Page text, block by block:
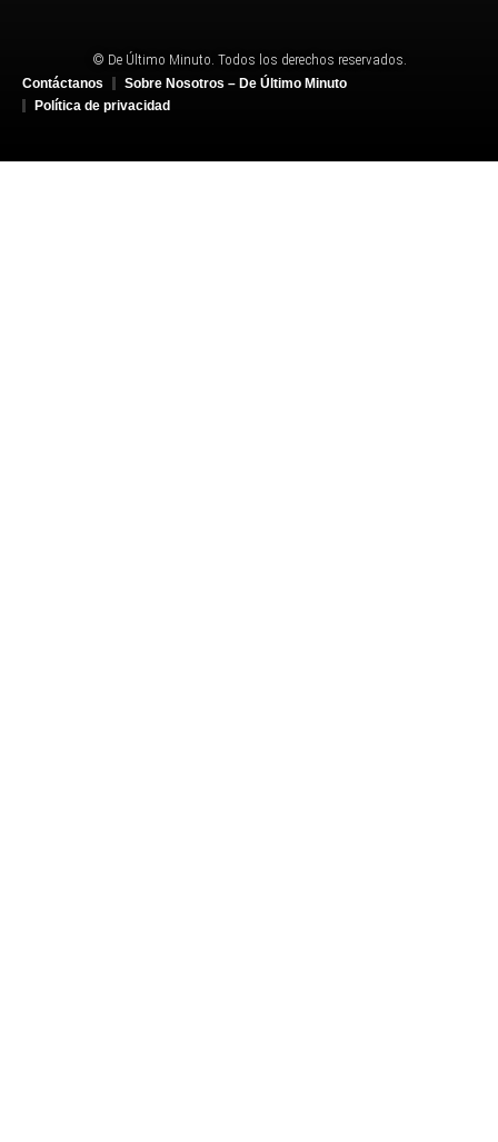
© De Último Minuto. Todos los derechos reservados.
Contáctanos
Sobre Nosotros – De Último Minuto
Política de privacidad